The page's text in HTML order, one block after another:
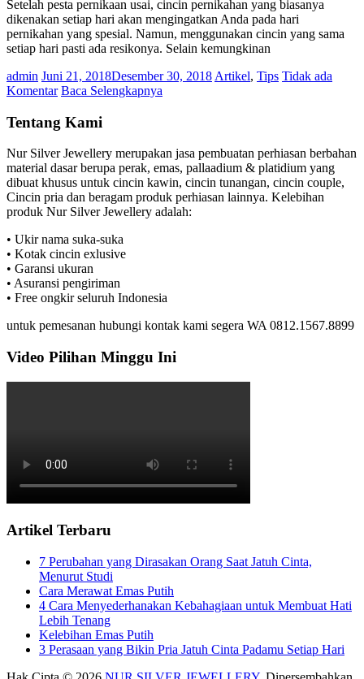
Setelah pesta pernikaan usai, cincin pernikahan yang biasanya
dikenakan setiap hari akan mengingatkan Anda pada hari
pernikahan yang spesial. Namun, menggunakan cincin yang sama
setiap hari pasti ada resikonya. Selain kemungkinan
admin Juni 21, 2018Desember 30, 2018 Artikel, Tips Tidak ada
Komentar Baca Selengkapnya
Tentang Kami
Nur Silver Jewellery merupakan jasa pembuatan perhiasan berbahan
material dasar berupa perak, emas, pallaadium & platidium yang
dibuat khusus untuk cincin kawin, cincin tunangan, cincin couple,
Cincin pria dan beragam produk perhiasan lainnya. Kelebihan
produk Nur Silver Jewellery adalah:
• Ukir nama suka-suka
• Kotak cincin exlusive
• Garansi ukuran
• Asuransi pengiriman
• Free ongkir seluruh Indonesia
untuk pemesanan hubungi kontak kami segera WA 0812.1567.8899
Video Pilihan Minggu Ini
Artikel Terbaru
7 Perubahan yang Dirasakan Orang Saat Jatuh Cinta,
Menurut Studi
Cara Merawat Emas Putih
4 Cara Menyederhanakan Kebahagiaan untuk Membuat Hati
Lebih Tenang
Kelebihan Emas Putih
3 Perasaan yang Bikin Pria Jatuh Cinta Padamu Setiap Hari